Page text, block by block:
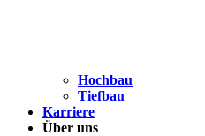
Hochbau
Tiefbau
Karriere
Über uns